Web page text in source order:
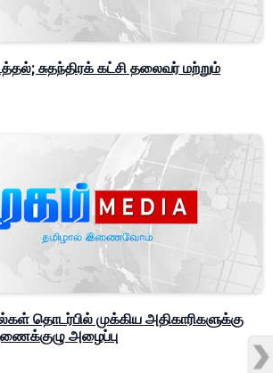
சுதந்திரக் கட்சி தலைவர் மற்றும்
தொடர்பில் முக்கிய அதிகாரிகளுக்கு
அழைப்பு